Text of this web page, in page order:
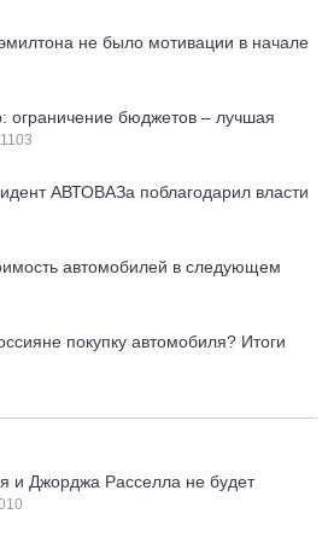
не было мотивации в начале
ограничение бюджетов – лучшая
1103
АВТОВАЗа поблагодарил власти
автомобилей в следующем
покупку автомобиля? Итоги
и Джорджа Расселла не будет